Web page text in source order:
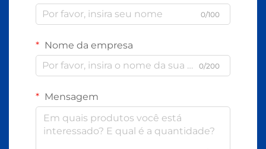
0/100
Nome da empresa
0/200
Mensagem